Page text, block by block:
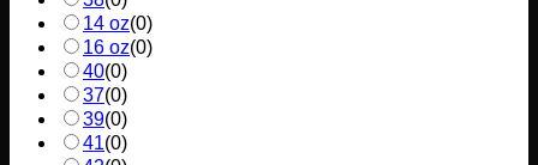
14 oz(0)
16 oz(0)
40(0)
37(0)
39(0)
41(0)